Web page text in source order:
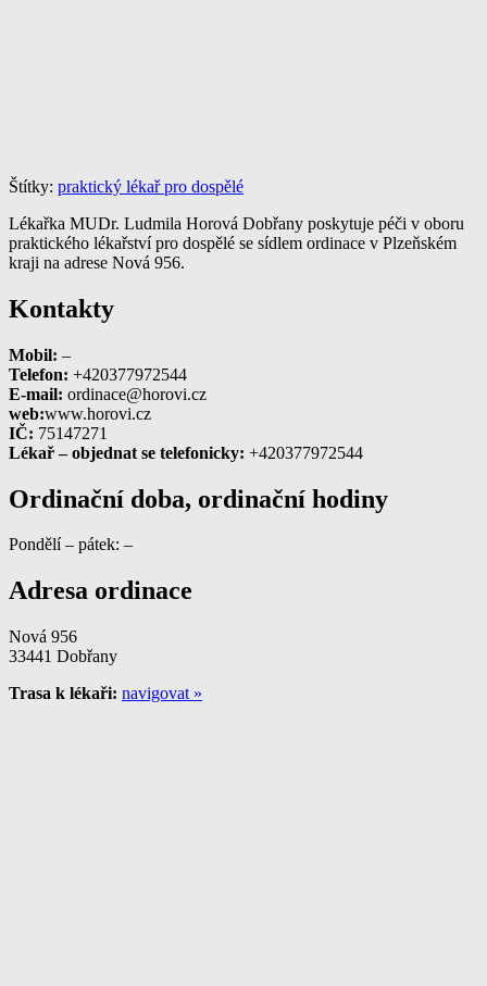
Štítky: praktický lékař pro dospělé
Lékařka MUDr. Ludmila Horová Dobřany poskytuje péči v oboru
praktického lékařství pro dospělé se sídlem ordinace v Plzeňském
kraji na adrese Nová 956.
Kontakty
Mobil: –
Telefon: +420377972544
E-mail: ordinace@horovi.cz
web:www.horovi.cz
IČ: 75147271
Lékař – objednat se telefonicky: +420377972544
Ordinační doba, ordinační hodiny
Pondělí – pátek: –
Adresa ordinace
Nová 956
33441 Dobřany
Trasa k lékaři: navigovat »